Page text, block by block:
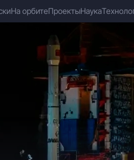
На орбитеПроектыНаука